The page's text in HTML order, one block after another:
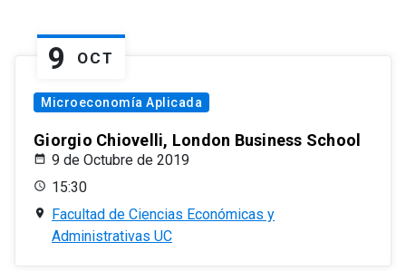
9 OCT
Microeconomía Aplicada
Giorgio Chiovelli, London Business School
9 de Octubre de 2019
15:30
Facultad de Ciencias Económicas y
Administrativas UC